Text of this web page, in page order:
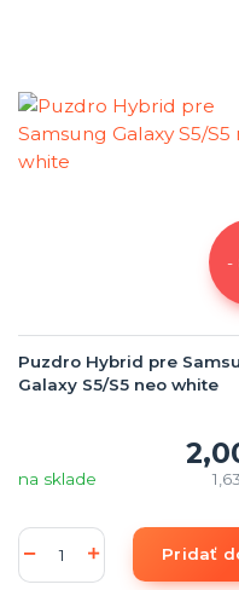
-
Puzdro Hybrid pre
Galaxy S5/S5 neo white
na sklade
Pridať